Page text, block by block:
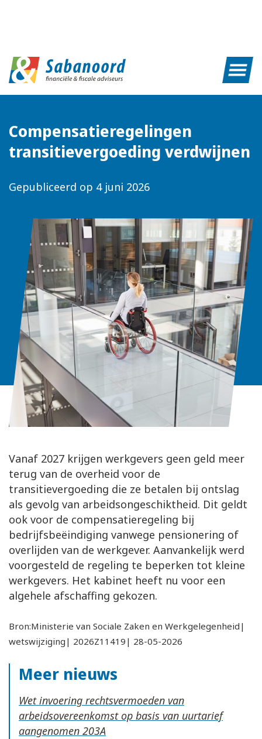
Compensatieregelingen
transitievergoeding verdwijnen
Gepubliceerd op 4 juni 2026
Vanaf 2027 krijgen werkgevers geen geld meer
terug van de overheid voor de
transitievergoeding die ze betalen bij ontslag
als gevolg van arbeidsongeschiktheid. Dit geldt
ook voor de compensatieregeling bij
bedrijfsbeëindiging vanwege pensionering of
overlijden van de werkgever. Aanvankelijk werd
voorgesteld de regeling te beperken tot kleine
werkgevers. Het kabinet heeft nu voor een
algehele afschaffing gekozen.
Bron:Ministerie van Sociale Zaken en Werkgelegenheid|
wetswijziging| 2026Z11419| 28-05-2026
Meer nieuws
Wet invoering rechtsvermoeden van
arbeidsovereenkomst op basis van uurtarief
aangenomen